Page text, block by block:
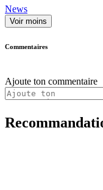
News
Voir moins
Commentaires
Ajoute ton commentaire